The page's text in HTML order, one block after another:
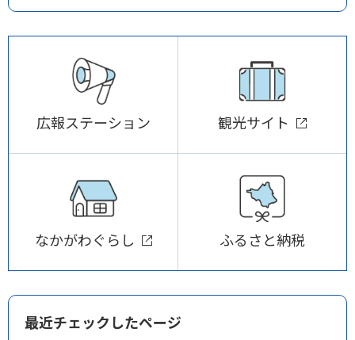
広報ステーション 観光サイト
なかがわぐらし ふるさと納税
最近チェックしたページ